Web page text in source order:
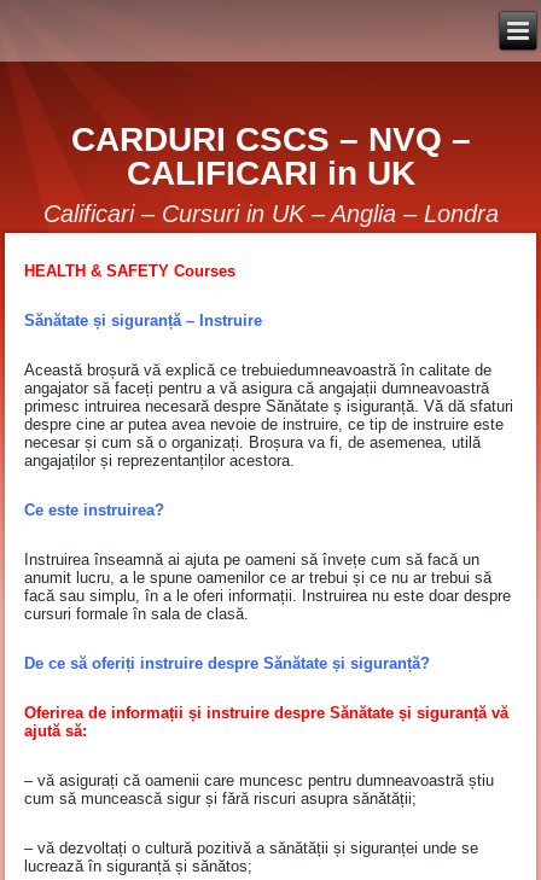
CARDURI CSCS – NVQ –
CALIFICARI in UK
Calificari – Cursuri in UK – Anglia – Londra
HEALTH & SAFETY Courses
Sănătate și siguranță – Instruire
Această broșură vă explică ce trebuiedumneavoastră în calitate de
angajator să faceți pentru a vă asigura că angajații dumneavoastră
primesc intruirea necesară despre Sănătate ș isiguranță. Vă dă sfaturi
despre cine ar putea avea nevoie de instruire, ce tip de instruire este
necesar și cum să o organizați. Broșura va fi, de asemenea, utilă
angajaților și reprezentanților acestora.
Ce este instruirea?
Instruirea înseamnă ai ajuta pe oameni să învețe cum să facă un
anumit lucru, a le spune oamenilor ce ar trebui și ce nu ar trebui să
facă sau simplu, în a le oferi informații. Instruirea nu este doar despre
cursuri formale în sala de clasă.
De ce să oferiți instruire despre Sănătate și siguranță?
Oferirea de informații și instruire despre Sănătate și siguranță vă
ajută să:
– vă asigurați că oamenii care muncesc pentru dumneavoastră știu
cum să muncească sigur și fără riscuri asupra sănătății;
– vă dezvoltați o cultură pozitivă a sănătății și siguranței unde se
lucrează în siguranță și sănătos;